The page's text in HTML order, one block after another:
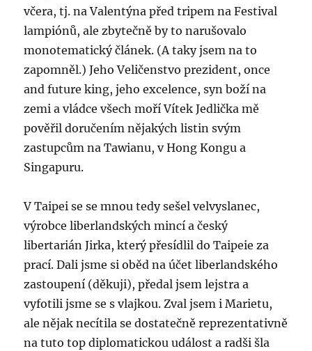
včera, tj. na Valentýna před tripem na Festival
lampiónů, ale zbytečně by to narušovalo
monotematický článek. (A taky jsem na to
zapomněl.) Jeho Veličenstvo prezident, once
and future king, jeho excelence, syn boží na
zemi a vládce všech moří Vítek Jedlička mě
pověřil doručením nějakých listin svým
zastupcům na Tawianu, v Hong Kongu a
Singapuru.
V Taipei se se mnou tedy sešel velvyslanec,
výrobce liberlandských mincí a český
libertarián Jirka, který přesídlil do Taipeie za
prací. Dali jsme si oběd na účet liberlandského
zastoupení (děkuji), předal jsem lejstra a
vyfotili jsme se s vlajkou. Zval jsem i Marietu,
ale nějak necítila se dostatečně reprezentativně
na tuto top diplomatickou událost a radši šla